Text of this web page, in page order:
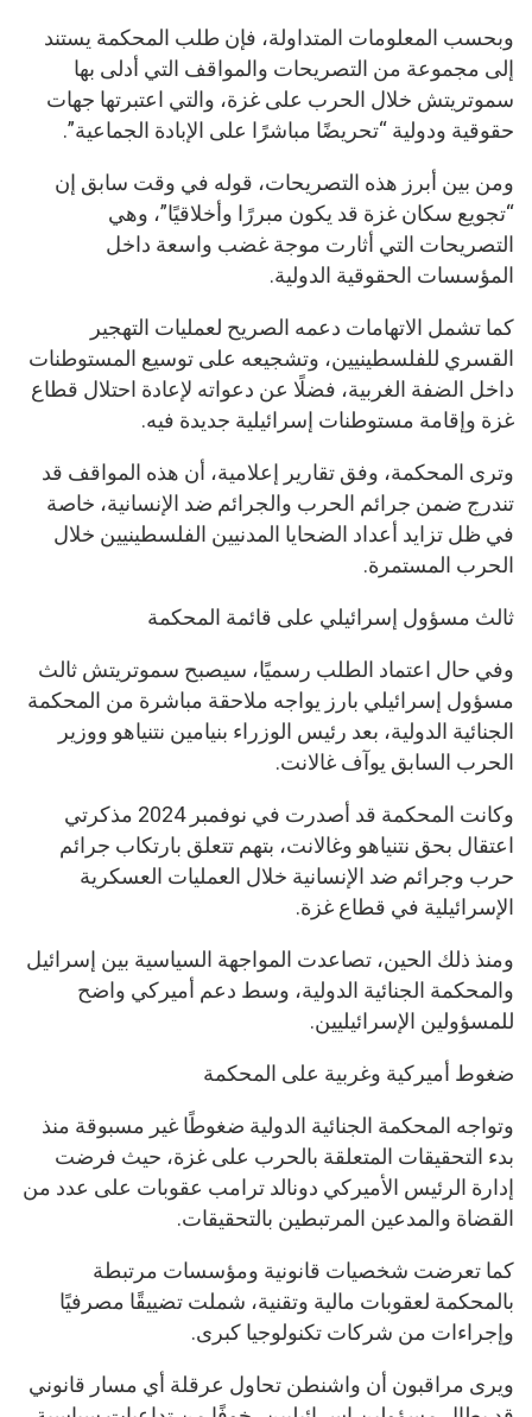
وبحسب المعلومات المتداولة، فإن طلب المحكمة يستند
إلى مجموعة من التصريحات والمواقف التي أدلى بها
سموتريتش خلال الحرب على غزة، والتي اعتبرتها جهات
حقوقية ودولية “تحريضًا مباشرًا على الإبادة الجماعية”.
ومن بين أبرز هذه التصريحات، قوله في وقت سابق إن
“تجويع سكان غزة قد يكون مبررًا وأخلاقيًا”، وهي
التصريحات التي أثارت موجة غضب واسعة داخل
المؤسسات الحقوقية الدولية.
كما تشمل الاتهامات دعمه الصريح لعمليات التهجير
القسري للفلسطينيين، وتشجيعه على توسيع المستوطنات
داخل الضفة الغربية، فضلًا عن دعواته لإعادة احتلال قطاع
غزة وإقامة مستوطنات إسرائيلية جديدة فيه.
وترى المحكمة، وفق تقارير إعلامية، أن هذه المواقف قد
تندرج ضمن جرائم الحرب والجرائم ضد الإنسانية، خاصة
في ظل تزايد أعداد الضحايا المدنيين الفلسطينيين خلال
الحرب المستمرة.
ثالث مسؤول إسرائيلي على قائمة المحكمة
وفي حال اعتماد الطلب رسميًا، سيصبح سموتريتش ثالث
مسؤول إسرائيلي بارز يواجه ملاحقة مباشرة من المحكمة
الجنائية الدولية، بعد رئيس الوزراء بنيامين نتنياهو ووزير
الحرب السابق يوآف غالانت.
وكانت المحكمة قد أصدرت في نوفمبر 2024 مذكرتي
اعتقال بحق نتنياهو وغالانت، بتهم تتعلق بارتكاب جرائم
حرب وجرائم ضد الإنسانية خلال العمليات العسكرية
الإسرائيلية في قطاع غزة.
ومنذ ذلك الحين، تصاعدت المواجهة السياسية بين إسرائيل
والمحكمة الجنائية الدولية، وسط دعم أميركي واضح
للمسؤولين الإسرائيليين.
ضغوط أميركية وغربية على المحكمة
وتواجه المحكمة الجنائية الدولية ضغوطًا غير مسبوقة منذ
بدء التحقيقات المتعلقة بالحرب على غزة، حيث فرضت
إدارة الرئيس الأميركي دونالد ترامب عقوبات على عدد من
القضاة والمدعين المرتبطين بالتحقيقات.
كما تعرضت شخصيات قانونية ومؤسسات مرتبطة
بالمحكمة لعقوبات مالية وتقنية، شملت تضييقًا مصرفيًا
وإجراءات من شركات تكنولوجيا كبرى.
ويرى مراقبون أن واشنطن تحاول عرقلة أي مسار قانوني